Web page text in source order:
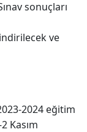
sonuçları
ve
2024 eğitim
Kasım